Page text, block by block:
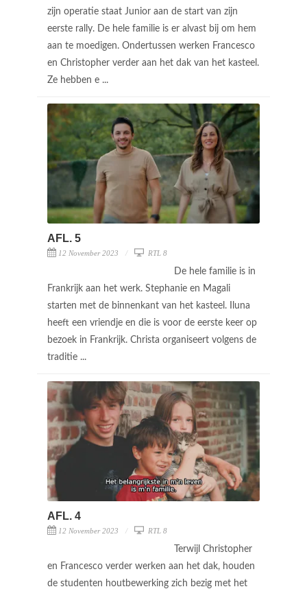
zijn operatie staat Junior aan de start van zijn
eerste rally. De hele familie is er alvast bij om hem
aan te moedigen. Ondertussen werken Francesco
en Christopher verder aan het dak van het kasteel.
Ze hebben e ...
AFL. 5
12 November 2023 RTL 8
De hele familie is in
Frankrijk aan het werk. Stephanie en Magali
starten met de binnenkant van het kasteel. Iluna
heeft een vriendje en die is voor de eerste keer op
bezoek in Frankrijk. Christa organiseert volgens de
traditie ...
AFL. 4
12 November 2023 RTL 8
Terwijl Christopher
en Francesco verder werken aan het dak, houden
de studenten houtbewerking zich bezig met het